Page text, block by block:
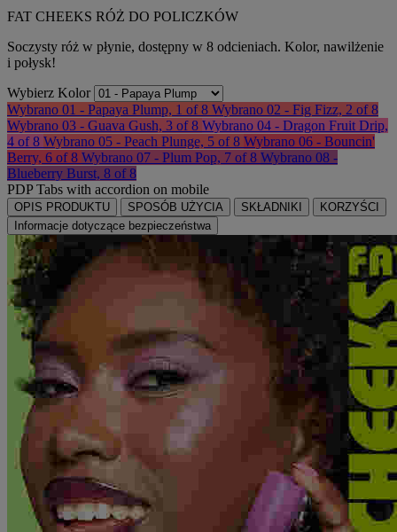
FAT CHEEKS RÓŻ DO POLICZKÓW
Soczysty róż w płynie, dostępny w 8 odcieniach. Kolor, nawilżenie
i połysk!
Wybierz Kolor
Wybrano 01 - Papaya Plump, 1 of 8 Wybrano 02 - Fig Fizz, 2 of 8
Wybrano 03 - Guava Gush, 3 of 8 Wybrano 04 - Dragon Fruit Drip,
4 of 8 Wybrano 05 - Peach Plunge, 5 of 8 Wybrano 06 - Bouncin'
Berry, 6 of 8 Wybrano 07 - Plum Pop, 7 of 8 Wybrano 08 -
Blueberry Burst, 8 of 8
PDP Tabs with accordion on mobile
OPIS PRODUKTU SPOSÓB UŻYCIA SKŁADNIKI
KORZYŚCI
Informacje dotyczące bezpieczeństwa